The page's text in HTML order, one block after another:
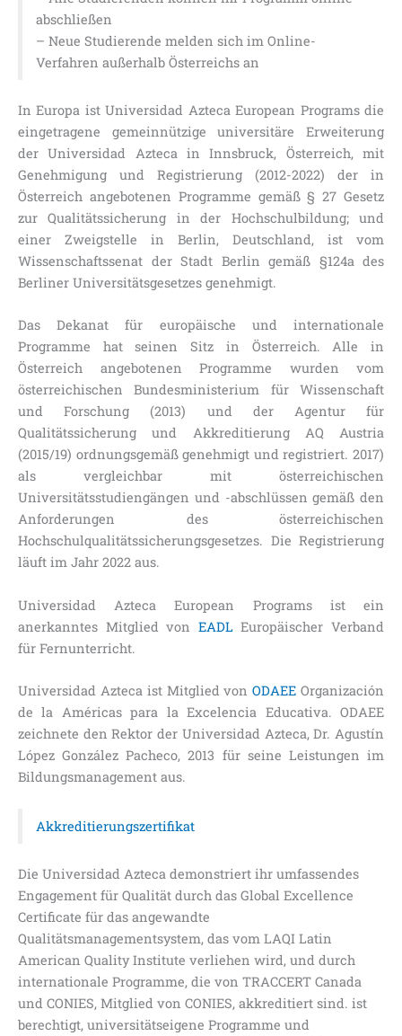
abschließen
– Neue Studierende melden sich im Online-
Verfahren außerhalb Österreichs an
In Europa ist Universidad Azteca European Programs die
eingetragene gemeinnützige universitäre Erweiterung
der Universidad Azteca in Innsbruck, Österreich, mit
Genehmigung und Registrierung (2012-2022) der in
Österreich angebotenen Programme gemäß § 27 Gesetz
zur Qualitätssicherung in der Hochschulbildung; und
einer Zweigstelle in Berlin, Deutschland, ist vom
Wissenschaftssenat der Stadt Berlin gemäß §124a des
Berliner Universitätsgesetzes genehmigt.
Das Dekanat für europäische und internationale
Programme hat seinen Sitz in Österreich. Alle in
Österreich angebotenen Programme wurden vom
österreichischen Bundesministerium für Wissenschaft
und Forschung (2013) und der Agentur für
Qualitätssicherung und Akkreditierung AQ Austria
(2015/19) ordnungsgemäß genehmigt und registriert. 2017)
als vergleichbar mit österreichischen
Universitätsstudiengängen und -abschlüssen gemäß den
Anforderungen des österreichischen
Hochschulqualitätssicherungsgesetzes. Die Registrierung
läuft im Jahr 2022 aus.
Universidad Azteca European Programs ist ein
anerkanntes Mitglied von EADL Europäischer Verband
für Fernunterricht.
Universidad Azteca ist Mitglied vonODAEE Organización
de la Américas para la Excelencia Educativa. ODAEE
zeichnete den Rektor der Universidad Azteca, Dr. Agustín
López González Pacheco, 2013 für seine Leistungen im
Bildungsmanagement aus.
Akkreditierungszertifikat
Die Universidad Azteca demonstriert ihr umfassendes
Engagement für Qualität durch das Global Excellence
Certificate für das angewandte
Qualitätsmanagementsystem, das vom LAQI Latin
American Quality Institute verliehen wird, und durch
internationale Programme, die von TRACCERT Canada
und CONIES, Mitglied von CONIES, akkreditiert sind. ist
berechtigt, universitätseigene Programme und